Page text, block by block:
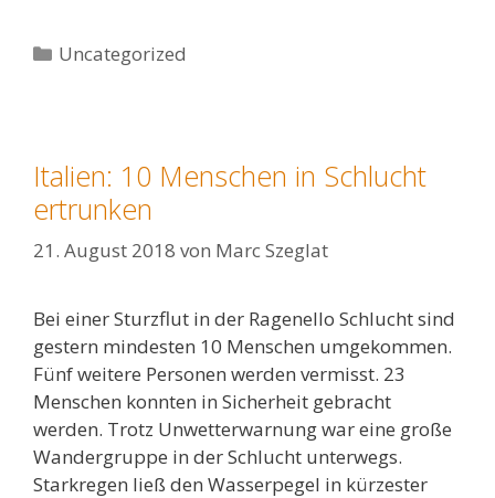
Kategorien
Uncategorized
Italien: 10 Menschen in Schlucht
ertrunken
21. August 2018 von Marc Szeglat
Bei einer Sturzflut in der Ragenello Schlucht sind
gestern mindesten 10 Menschen umgekommen.
Fünf weitere Personen werden vermisst. 23
Menschen konnten in Sicherheit gebracht
werden. Trotz Unwetterwarnung war eine große
Wandergruppe in der Schlucht unterwegs.
Starkregen ließ den Wasserpegel in kürzester